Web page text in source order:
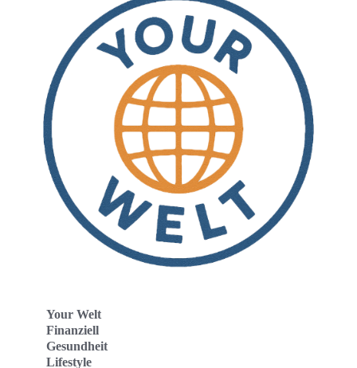
Your Welt
Finanziell
Gesundheit
Lifestyle